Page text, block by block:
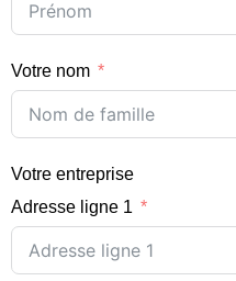
Votre nom
Votre entreprise
Adresse ligne 1